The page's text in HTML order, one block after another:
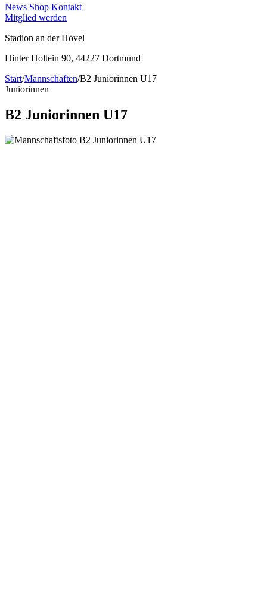
News Shop Kontakt
Mitglied werden
Stadion an der Hövel
Hinter Holtein 90, 44227 Dortmund
Start/Mannschaften/B2 Juniorinnen U17
Juniorinnen
B2 Juniorinnen U17